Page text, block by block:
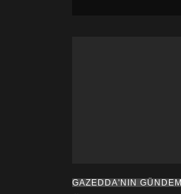
GAZEDDA'NIN GÜNDEMİ